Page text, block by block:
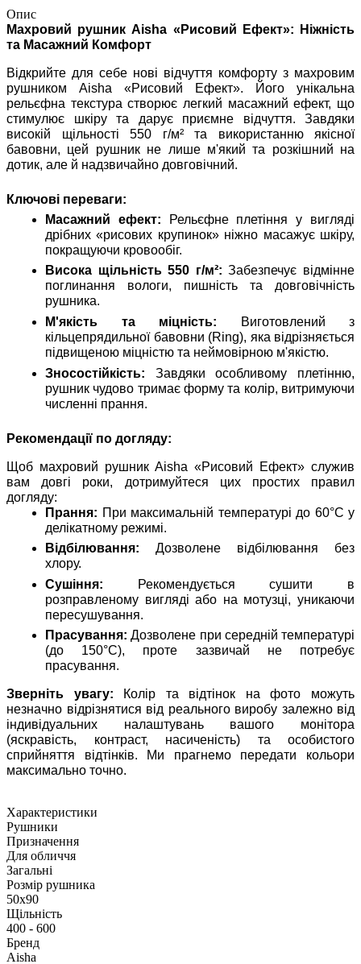
Опис
Махровий рушник Aisha «Рисовий Ефект»: Ніжність
та Масажний Комфорт
Відкрийте для себе нові відчуття комфорту з махровим
рушником Aisha «Рисовий Ефект». Його унікальна
рельєфна текстура створює легкий масажний ефект, що
стимулює шкіру та дарує приємне відчуття. Завдяки
високій щільності 550 г/м² та використанню якісної
бавовни, цей рушник не лише м'який та розкішний на
дотик, але й надзвичайно довговічний.
Ключові переваги:
Масажний ефект: Рельєфне плетіння у вигляді
дрібних «рисових крупинок» ніжно масажує шкіру,
покращуючи кровообіг.
Висока щільність 550 г/м²: Забезпечує відмінне
поглинання вологи, пишність та довговічність
рушника.
М'якість та міцність: Виготовлений з
кільцепрядильної бавовни (Ring), яка відрізняється
підвищеною міцністю та неймовірною м'якістю.
Зносостійкість: Завдяки особливому плетінню,
рушник чудово тримає форму та колір, витримуючи
численні прання.
Рекомендації по догляду:
Щоб махровий рушник Aisha «Рисовий Ефект» служив
вам довгі роки, дотримуйтеся цих простих правил
догляду:
Прання: При максимальній температурі до 60°C у
делікатному режимі.
Відбілювання: Дозволене відбілювання без
хлору.
Сушіння: Рекомендується сушити в
розправленому вигляді або на мотузці, уникаючи
пересушування.
Прасування: Дозволене при середній температурі
(до 150°C), проте зазвичай не потребує
прасування.
Зверніть увагу: Колір та відтінок на фото можуть
незначно відрізнятися від реального виробу залежно від
індивідуальних налаштувань вашого монітора
(яскравість, контраст, насиченість) та особистого
сприйняття відтінків. Ми прагнемо передати кольори
максимально точно.
Характеристики
Рушники
Призначення
Для обличчя
Загальні
Розмір рушника
50х90
Щільність
400 - 600
Бренд
Aisha